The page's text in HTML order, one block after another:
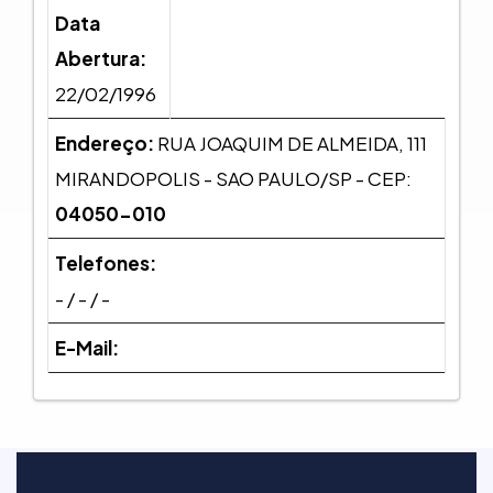
Data
Abertura:
22/02/1996
Endereço: RUA JOAQUIM DE ALMEIDA, 111
MIRANDOPOLIS - SAO PAULO/SP - CEP:
04050-010
Telefones:
- / - / -
E-Mail: